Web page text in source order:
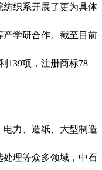
织系开展了更为具体
学研合作。截至目前
139项，注册商标78
力、造纸、大型制造
理等众多领域，中石